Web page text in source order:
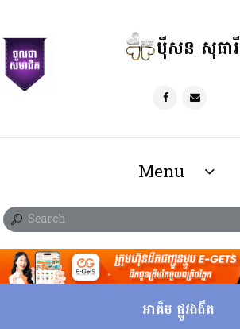
ម៉ីសន សុធារី
Menu
អាគ៏ម ផ្លូវងងឹត